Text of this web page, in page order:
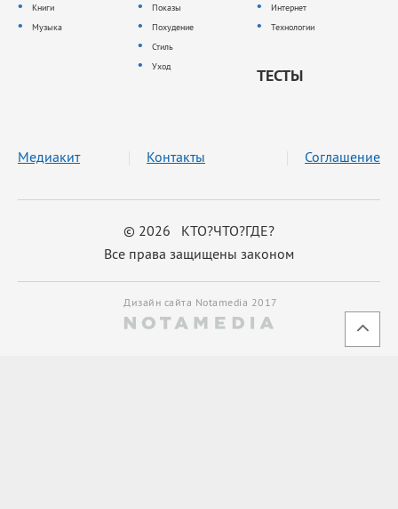
Книги
Музыка
Показы
Похудение
Стиль
Уход
Интернет
Технологии
ТЕСТЫ
© 2026 КТО?ЧТО?ГДЕ?
Все права защищены законом
Медиакит Контакты Соглашение
Дизайн сайта Notamedia 2017